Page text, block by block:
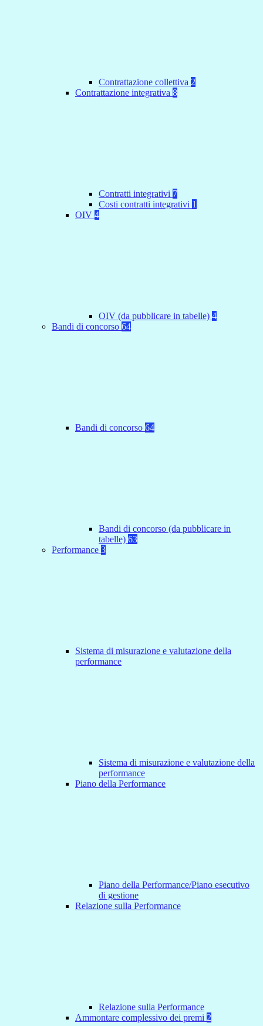
Contrattazione collettiva 2
Contrattazione integrativa 8
Contratti integrativi 7
Costi contratti integrativi 1
OIV 4
OIV (da pubblicare in tabelle) 4
Bandi di concorso 64
Bandi di concorso 64
Bandi di concorso (da pubblicare in
tabelle) 63
Performance 3
Sistema di misurazione e valutazione della
performance
Sistema di misurazione e valutazione della
performance
Piano della Performance
Piano della Performance/Piano esecutivo
di gestione
Relazione sulla Performance
Relazione sulla Performance
Ammontare complessivo dei premi 2